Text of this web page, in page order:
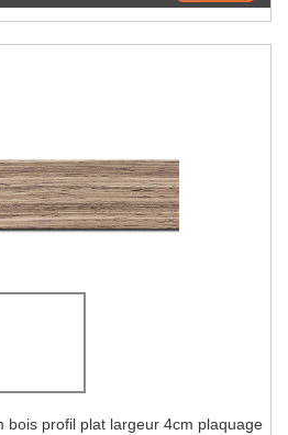
bois profil plat largeur 4cm plaquage